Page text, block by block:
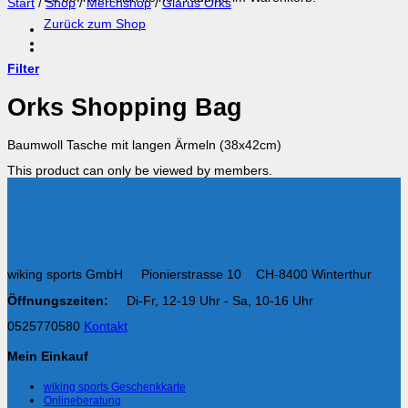
Zurück zum Shop
Start / Shop / Merchshop / Glarus Orks
Filter
Orks Shopping Bag
Baumwoll Tasche mit langen Ärmeln (38x42cm)
This product can only be viewed by members.
wiking sports GmbH Pionierstrasse 10 CH-8400 Winterthur
Öffnungszeiten: Di-Fr, 12-19 Uhr - Sa, 10-16 Uhr
0525770580 Kontakt
Mein Einkauf
wiking sports Geschenkkarte
Onlineberatung